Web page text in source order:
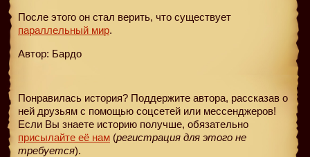
После этого он стал верить, что существует
параллельный мир.
Автор: Бардо
Понравилась история? Поддержите автора, рассказав о
ней друзьям с помощью соцсетей или мессенджеров!
Если Вы знаете историю получше, обязательно
присылайте её нам (регистрация для этого не
требуется).